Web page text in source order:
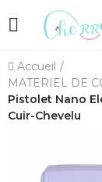
Accueil
MATERIEL DE
Pistolet Nano
Cuir-Chevelu